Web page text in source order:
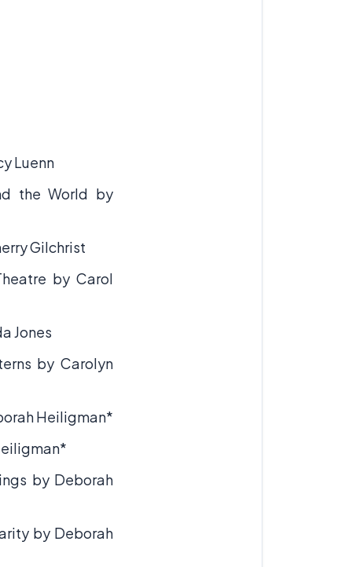
Luenn
the World by
Gilchrist
by Carol
Jones
by Carolyn
Heiligman*
by Deborah
by Deborah